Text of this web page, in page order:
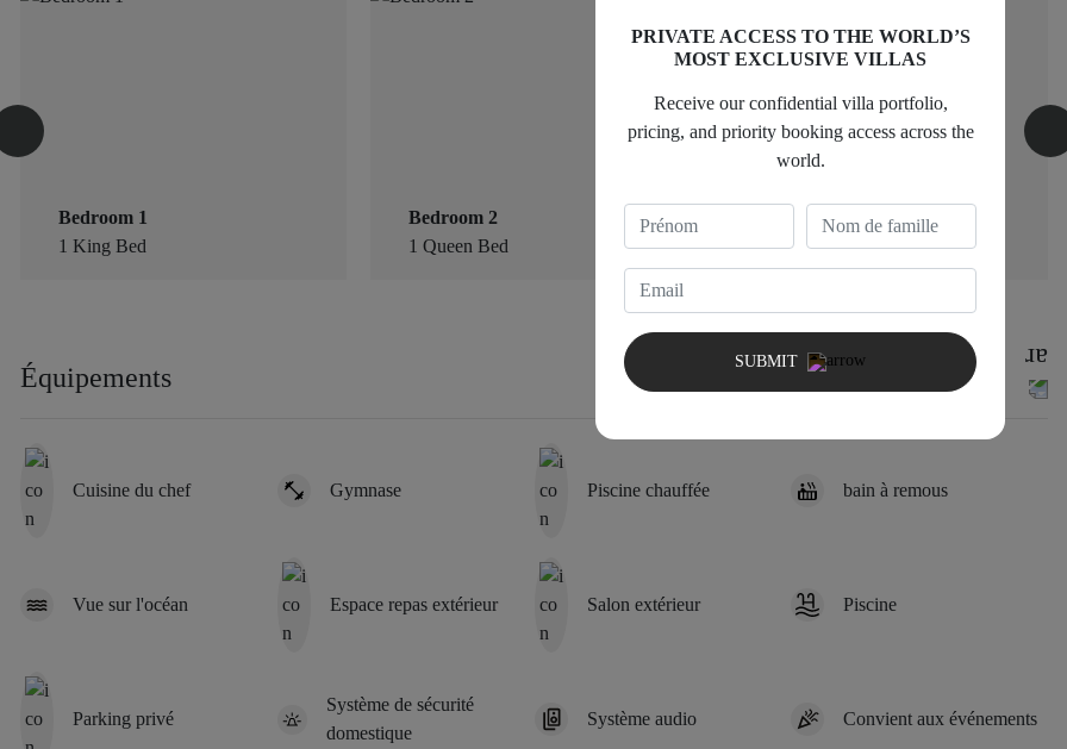
Bedroom 1
1 King Bed
Bedroom 2
1 Queen Bed
Bedroom 3
1 King Bed
Équipements
Cuisine du chef Gymnase Piscine chauffée bain à remous
Vue sur l'océan Espace repas extérieur Salon extérieur Piscine
Parking privé
Système de sécurité
domestique
Système audio Convient aux événements
PRIVATE ACCESS TO THE WORLD’S
MOST EXCLUSIVE VILLAS
Receive our confidential villa portfolio,
pricing, and priority booking access across the
world.
SUBMIT